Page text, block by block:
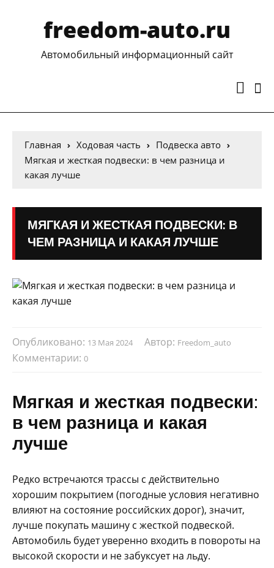
freedom-auto.ru
Автомобильный информационный сайт
Главная Ходовая часть
Подвеска авто
Мягкая и жесткая подвески: в чем разница и
какая лучше
МЯГКАЯ И ЖЕСТКАЯ ПОДВЕСКИ: В
ЧЕМ РАЗНИЦА И КАКАЯ ЛУЧШЕ
Опубликовано: 13 Мая 2024 Автор: Freedom_auto
Комментарии: 0
Мягкая и жесткая подвески:
в чем разница и какая
лучше
Редко встречаются трассы с действительно
хорошим покрытием (погодные условия негативно
влияют на состояние российских дорог), значит,
лучше покупать машину с жесткой подвеской.
Автомобиль будет уверенно входить в повороты на
высокой скорости и не забуксует на льду.